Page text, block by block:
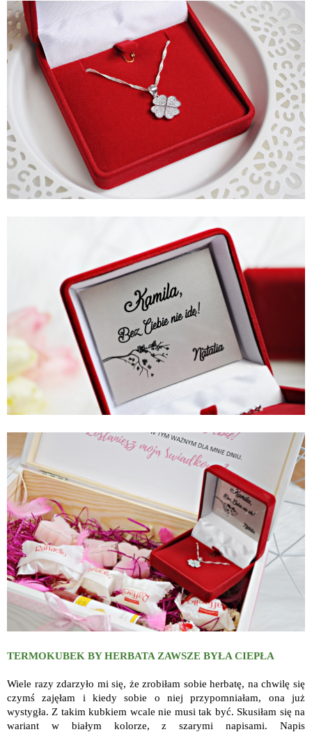
TERMOKUBEK BY HERBATA ZAWSZE BYŁA CIEPŁA
Wiele razy zdarzyło mi się, że zrobiłam sobie herbatę, na chwilę się
czymś zajęłam i kiedy sobie o niej przypomniałam, ona już
wystygła. Z takim kubkiem wcale nie musi tak być. Skusiłam się na
wariant w białym kolorze, z szarymi napisami. Napis